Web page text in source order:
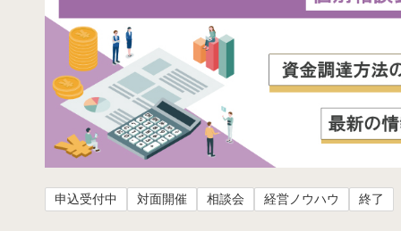
申込受付中 対面開催 相談会 経営ノウハウ 終了